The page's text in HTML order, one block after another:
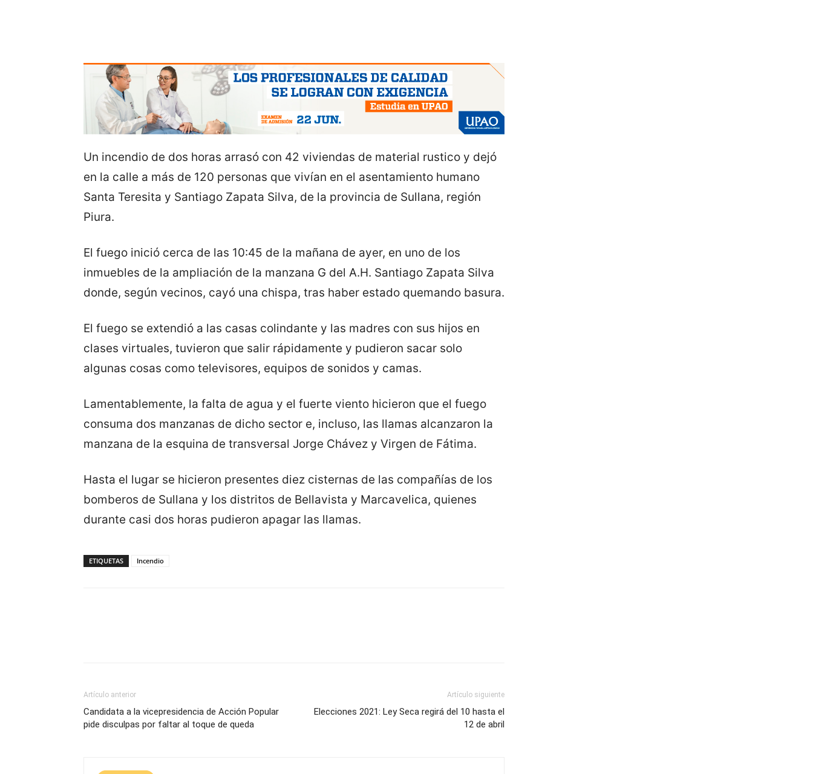
Un incendio de dos horas arrasó con 42 viviendas de material rustico y dejó
en la calle a más de 120 personas que vivían en el asentamiento humano
Santa Teresita y Santiago Zapata Silva, de la provincia de Sullana, región
Piura.
El fuego inició cerca de las 10:45 de la mañana de ayer, en uno de los
inmuebles de la ampliación de la manzana G del A.H. Santiago Zapata Silva
donde, según vecinos, cayó una chispa, tras haber estado quemando basura.
El fuego se extendió a las casas colindante y las madres con sus hijos en
clases virtuales, tuvieron que salir rápidamente y pudieron sacar solo
algunas cosas como televisores, equipos de sonidos y camas.
Lamentablemente, la falta de agua y el fuerte viento hicieron que el fuego
consuma dos manzanas de dicho sector e, incluso, las llamas alcanzaron la
manzana de la esquina de transversal Jorge Chávez y Virgen de Fátima.
Hasta el lugar se hicieron presentes diez cisternas de las compañías de los
bomberos de Sullana y los distritos de Bellavista y Marcavelica, quienes
durante casi dos horas pudieron apagar las llamas.
ETIQUETAS Incendio
Artículo anterior
Candidata a la vicepresidencia de Acción Popular
pide disculpas por faltar al toque de queda
Artículo siguiente
Elecciones 2021: Ley Seca regirá del 10 hasta el
12 de abril